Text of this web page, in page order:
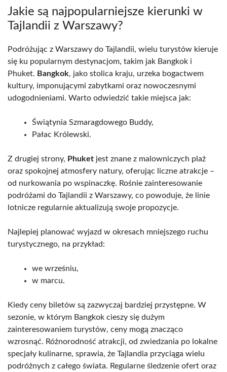
Jakie są najpopularniejsze kierunki w
Tajlandii z Warszawy?
Podróżując z Warszawy do Tajlandii, wielu turystów kieruje
się ku popularnym destynacjom, takim jak Bangkok i
Phuket. Bangkok, jako stolica kraju, urzeka bogactwem
kultury, imponującymi zabytkami oraz nowoczesnymi
udogodnieniami. Warto odwiedzić takie miejsca jak:
Świątynia Szmaragdowego Buddy,
Pałac Królewski.
Z drugiej strony, Phuket jest znane z malowniczych plaż
oraz spokojnej atmosfery natury, oferując liczne atrakcje –
od nurkowania po wspinaczkę. Rośnie zainteresowanie
podróżami do Tajlandii z Warszawy, co powoduje, że linie
lotnicze regularnie aktualizują swoje propozycje.
Najlepiej planować wyjazd w okresach mniejszego ruchu
turystycznego, na przykład:
we wrześniu,
w marcu.
Kiedy ceny biletów są zazwyczaj bardziej przystępne. W
sezonie, w którym Bangkok cieszy się dużym
zainteresowaniem turystów, ceny mogą znacząco
wzrosnąć. Różnorodność atrakcji, od zwiedzania po lokalne
specjały kulinarne, sprawia, że Tajlandia przyciąga wielu
podróżnych z całego świata. Regularne śledzenie ofert oraz